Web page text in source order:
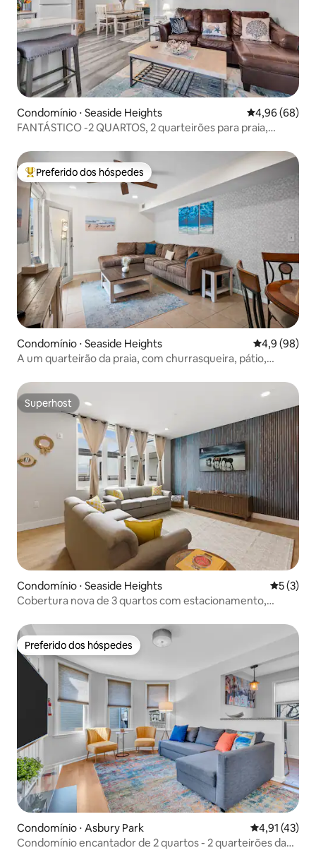
Condomínio ⋅ Seaside Heights 4,96 de uma
4,96 (68)
FANTÁSTICO -2 QUARTOS, 2 quarteirões para praia,
Entre os melhores preferidos dos hóspedes
Preferido dos hóspedes
Condomínio ⋅ Seaside Heights 4,9 de uma
4,9 (98)
A um quarteirão da praia, com churrasqueira, pátio,
Superhost
Superhost
Condomínio ⋅ Seaside Heights 5 de
5 (3)
Cobertura nova de 3 quartos com estacionamento,
Preferido dos hóspedes
Preferido dos hóspedes
Condomínio ⋅ Asbury Park 4,91 de uma
4,91 (43)
Condomínio encantador de 2 quartos - 2 quarteirões da